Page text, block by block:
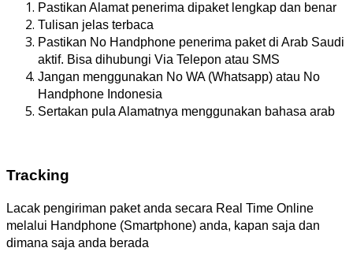
Pastikan Alamat penerima dipaket lengkap dan benar
Tulisan jelas terbaca
Pastikan No Handphone penerima paket di Arab Saudi
aktif. Bisa dihubungi Via Telepon atau SMS
Jangan menggunakan No WA (Whatsapp) atau No
Handphone Indonesia
Sertakan pula Alamatnya menggunakan bahasa arab
Tracking
Lacak pengiriman paket anda secara Real Time Online
melalui Handphone (Smartphone) anda, kapan saja dan
dimana saja anda berada